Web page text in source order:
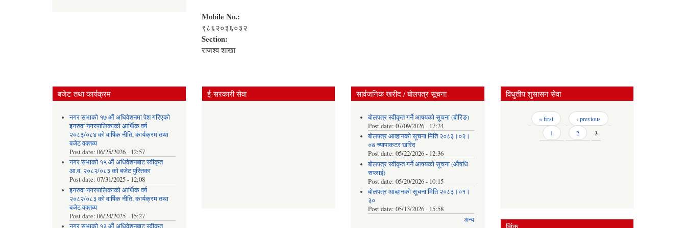
Mobile No.:
९८६२०३६०३२
Section:
राजश्व शाखा
बजेट तथा कार्यक्रम
नगर सभाको १७ औं अधिवेशनमा पेश गरिएको
इनरुवा नगरपालिकाको आर्थिक वर्ष
२०८३/०८४ को वार्षिक नीति, कार्यक्रम तथा
बजेट वक्तव्य
Post date: 06/25/2026 - 12:57
नगर सभाको १५ औं अधिवेशनबाट स्वीकृत
आ.व. २०८२/०८३ को बजेट पुस्तिका
Post date: 07/31/2025 - 12:08
इनरुवा नगरपालिकाको आर्थिक वर्ष
२०८२/०८३ को वार्षिक नीति, कार्यक्रम तथा
बजेट वक्तव्य
Post date: 06/24/2025 - 15:27
ई-सरकारी सेवा सार्वजनिक खरीद / बोलपत्र सूचना
बोलपत्र स्वीकृत गर्ने आषयको सूचना (बोरिङ)
Post date: 07/09/2026 - 17:24
बोलपत्र आव्हानको सूचना मिति २०८३।०२।
०७ च्यापाकटर खरिद
Post date: 05/22/2026 - 12:36
बोलपत्र स्वीकृत गर्ने आषयको सूचना (औषधि
सप्लाई)
Post date: 05/20/2026 - 10:15
बोलपत्र आव्हानको सूचना मिति २०८३।०१।
३०
Post date: 05/13/2026 - 15:58
अन्य
विधुतीय शुसासन सेवा
Pages « first
‹ previous
1
2 3